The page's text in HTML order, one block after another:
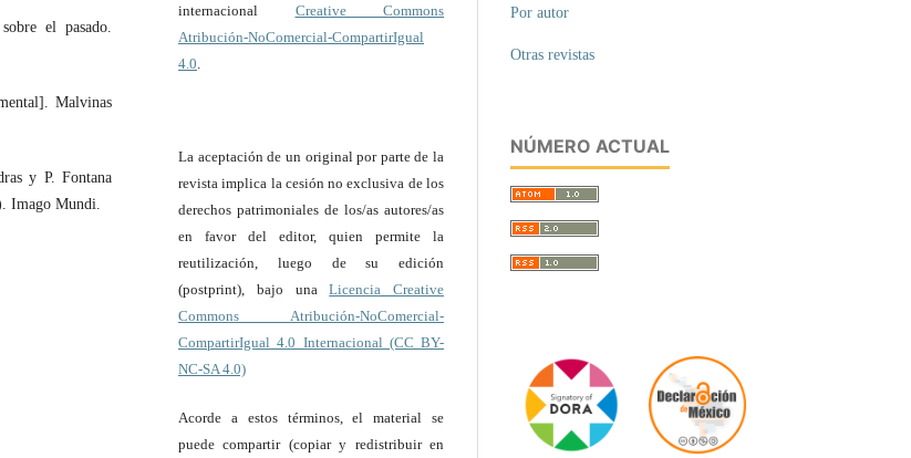
el pasado.
Malvinas
y P. Fontana
Imago Mundi.
internacional Creative Commons
Atribución-NoComercial-CompartirIgual
4.0
La aceptación de un original por parte de la
revista implica la cesión no exclusiva de los
derechos patrimoniales de los/as autores/as
en favor del editor, quien permite la
reutilización, luego de su edición
(postprint), bajo unaLicencia Creative
Commons Atribución-NoComercial-
CompartirIgual 4.0 Internacional (CC BY-
NC-SA 4.0)
Acorde a estos términos, el material se
puede compartir (copiar y redistribuir en
Por autor
Otras revistas
NÚMERO ACTUAL